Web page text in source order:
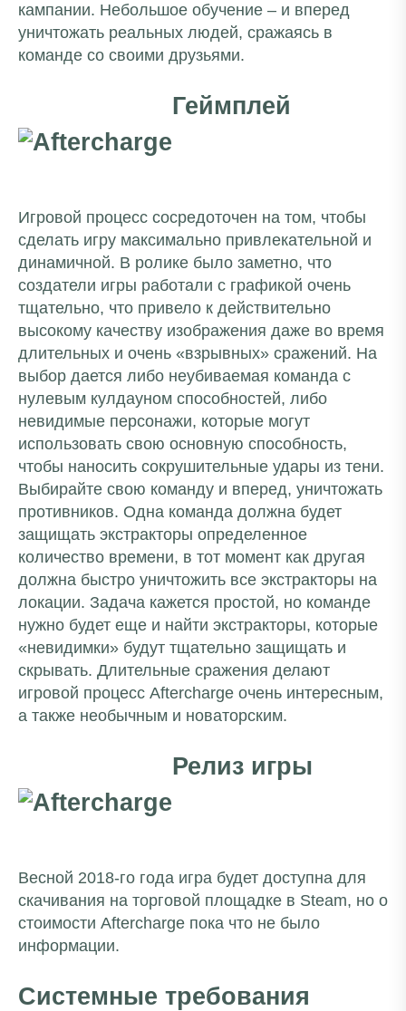
кампании. Небольшое обучение – и вперед
уничтожать реальных людей, сражаясь в
команде со своими друзьями.
Геймплей
Игровой процесс сосредоточен на том, чтобы
сделать игру максимально привлекательной и
динамичной. В ролике было заметно, что
создатели игры работали с графикой очень
тщательно, что привело к действительно
высокому качеству изображения даже во время
длительных и очень «взрывных» сражений. На
выбор дается либо неубиваемая команда с
нулевым кулдауном способностей, либо
невидимые персонажи, которые могут
использовать свою основную способность,
чтобы наносить сокрушительные удары из тени.
Выбирайте свою команду и вперед, уничтожать
противников. Одна команда должна будет
защищать экстракторы определенное
количество времени, в тот момент как другая
должна быстро уничтожить все экстракторы на
локации. Задача кажется простой, но команде
нужно будет еще и найти экстракторы, которые
«невидимки» будут тщательно защищать и
скрывать. Длительные сражения делают
игровой процесс Aftercharge очень интересным,
а также необычным и новаторским.
Релиз игры
Весной 2018-го года игра будет доступна для
скачивания на торговой площадке в Steam, но о
стоимости Aftercharge пока что не было
информации.
Системные требования